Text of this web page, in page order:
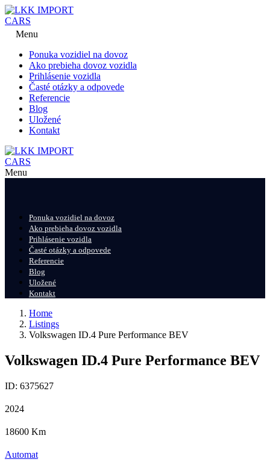
Menu
Ponuka vozidiel na dovoz
Ako prebieha dovoz vozidla
Prihlásenie vozidla
Časté otázky a odpovede
Referencie
Blog
Uložené
Kontakt
Menu
Ponuka vozidiel na dovoz
Ako prebieha dovoz vozidla
Prihlásenie vozidla
Časté otázky a odpovede
Referencie
Blog
Uložené
Kontakt
Home
Listings
Volkswagen ID.4 Pure Performance BEV
Volkswagen ID.4 Pure Performance BEV
ID: 6375627
2024
18600 Km
Automat